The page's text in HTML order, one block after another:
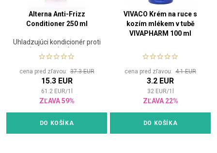
Alterna Anti-Frizz
Conditioner 250 ml
Uhladzujúci kondicionér proti
krepateniu vlasov
cena pred zľavou:37.3 EUR
15.3 EUR
61.2 EUR/1
ZĽAVA 59%
DO KOŠÍKA
VIVACO Krém na ruce s
kozím mlékem v tubě
VIVAPHARM 100 ml
cena pred zľavou: 4.1 EUR
3.2 EUR
32 EUR/1
ZĽAVA 22%
DO KOŠÍKA